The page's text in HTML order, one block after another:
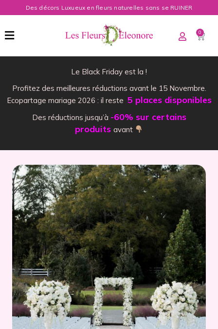
Des décors Luxueux en fleurs naturelles sans se RUINER
0
Le Black Friday est la !
Profitez des meilleures réductions avant le 15 Novembre.
Ecopartage mariage 2026 : il reste 5 places disponibles
Des réductions jusqu’à -60% sur certains
produits avant